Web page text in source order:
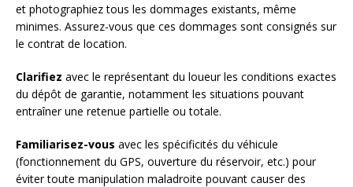
et photographiez tous les dommages existants, même
minimes. Assurez-vous que ces dommages sont consignés sur
le contrat de location.
Clarifiez avec le représentant du loueur les conditions exactes
du dépôt de garantie, notamment les situations pouvant
entraîner une retenue partielle ou totale.
Familiarisez-vous avec les spécificités du véhicule
(fonctionnement du GPS, ouverture du réservoir, etc.) pour
éviter toute manipulation maladroite pouvant causer des